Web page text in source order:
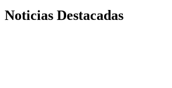
Noticias Destacadas